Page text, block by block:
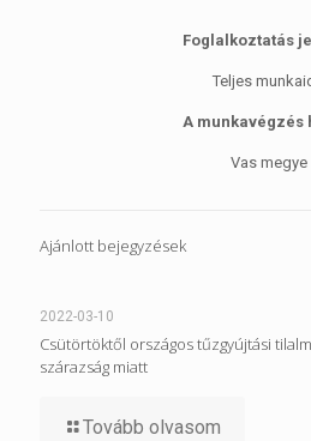
Foglalkoztatás
Teljes
A munkavégzés
Vas megye
Ajánlott bejegyzések
2022-03-10
Csütörtöktől országos tűzgyújtási
szárazság miatt
Tovább olvasom